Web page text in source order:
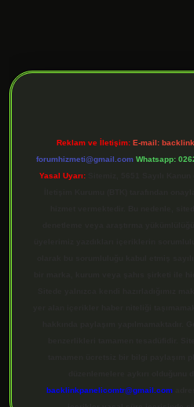
Reklam ve İletişim: E-mail:
forumhizmeti@gmail.com Whatsapp:
Yasal Uyarı:
backlinkpanelicomtr@gmail.com